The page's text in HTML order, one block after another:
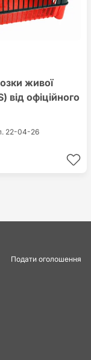
живої
від офіційного
22-04-26
Подати оголошення